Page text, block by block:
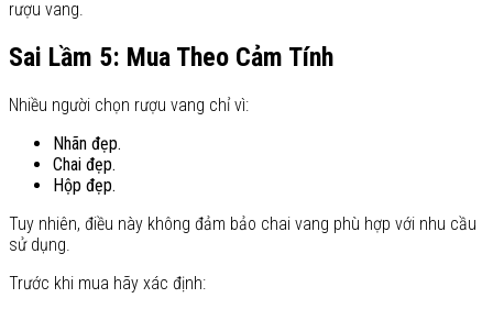
rượu vang.
Sai Lầm 5: Mua Theo Cảm Tính
Nhiều người chọn rượu vang chỉ vì:
Nhãn đẹp.
Chai đẹp.
Hộp đẹp.
Tuy nhiên, điều này không đảm bảo chai vang phù hợp với nhu cầu
sử dụng.
Trước khi mua hãy xác định: